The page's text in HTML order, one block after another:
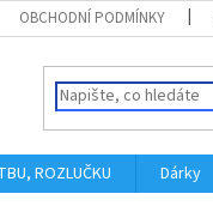
OBCHODNÍ PODMÍNKY
ROZLUČKU Dárky